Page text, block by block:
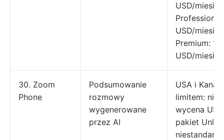
USD/
USD/
Premium:
USD/
30. Zoom
Phone
Podsumowanie
rozmowy
wygenerowane
przez AI
USA i
limitem:
wycena
pakiet